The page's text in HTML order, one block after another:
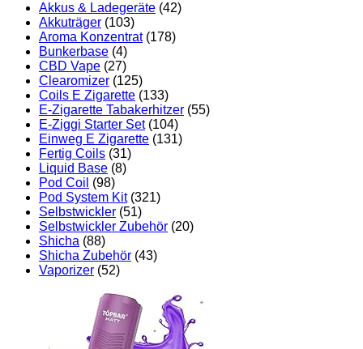
Akkus & Ladegeräte (42)
Akkuträger (103)
Aroma Konzentrat (178)
Bunkerbase (4)
CBD Vape (27)
Clearomizer (125)
Coils E Zigarette (133)
E-Zigarette Tabakerhitzer (55)
E-Ziggi Starter Set (104)
Einweg E Zigarette (131)
Fertig Coils (31)
Liquid Base (8)
Pod Coil (98)
Pod System Kit (321)
Selbstwickler (51)
Selbstwickler Zubehör (20)
Shicha (88)
Shicha Zubehör (43)
Vaporizer (52)